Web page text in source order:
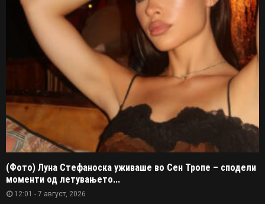
(Фото) Луна Стефаноска уживаше во Сен Тропе – сподели
моменти од летувањето...
12:01 - 7 август, 2026